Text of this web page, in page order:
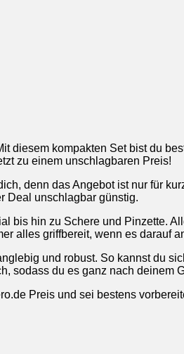
diesem kompakten Set bist du
zu einem unschlagbaren Preis!
denn das Angebot ist nur für
Deal unschlagbar günstig.
bis hin zu Schere und Pinzette.
alles griffbereit, wenn es darauf
und robust. So kannst du
sodass du es ganz nach deinem
Preis und sei bestens